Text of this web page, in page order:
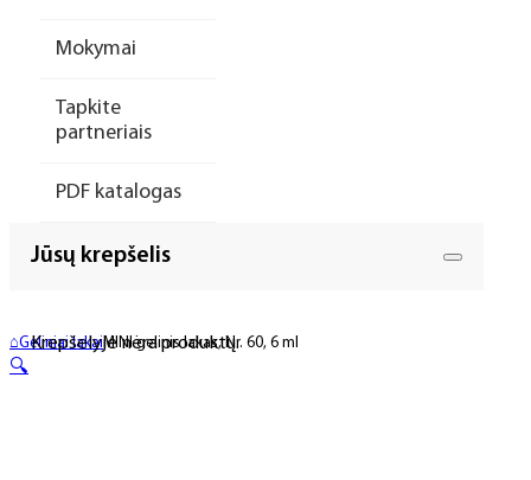
Mokymai
Tapkite
partneriais
PDF katalogas
Jūsų krepšelis
Krepšelyje nėra produktų.
⌂Geliniai lakaiMINI gelinis lakas, Nr. 60, 6 ml
🔍